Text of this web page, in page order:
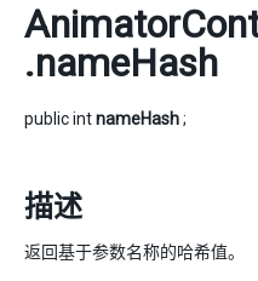
.nameHash
public intnameHash;
描述
返回基于参数名称的哈希值。